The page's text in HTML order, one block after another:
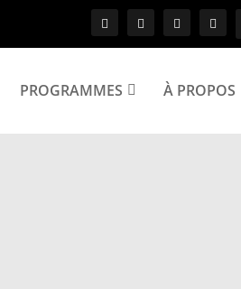
PROGRAMMES À PROPOS